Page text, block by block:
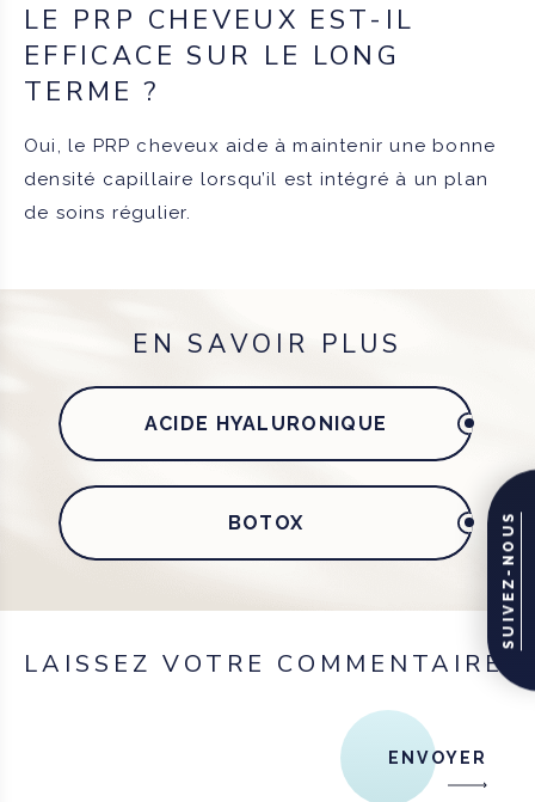
SUIVEZ-NOUS
LE PRP CHEVEUX EST-IL
EFFICACE SUR LE LONG
TERME ?
Oui, le PRP cheveux aide à maintenir une bonne
densité capillaire lorsqu’il est intégré à un plan
de soins régulier.
EN SAVOIR PLUS
ACIDE HYALURONIQUE
BOTOX
LAISSEZ VOTRE COMMENTAIRE
ENVOYER